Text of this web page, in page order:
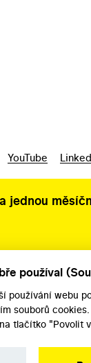
YouTube
jednou
používal
používání webu
souborů
tlačítko "Povolit